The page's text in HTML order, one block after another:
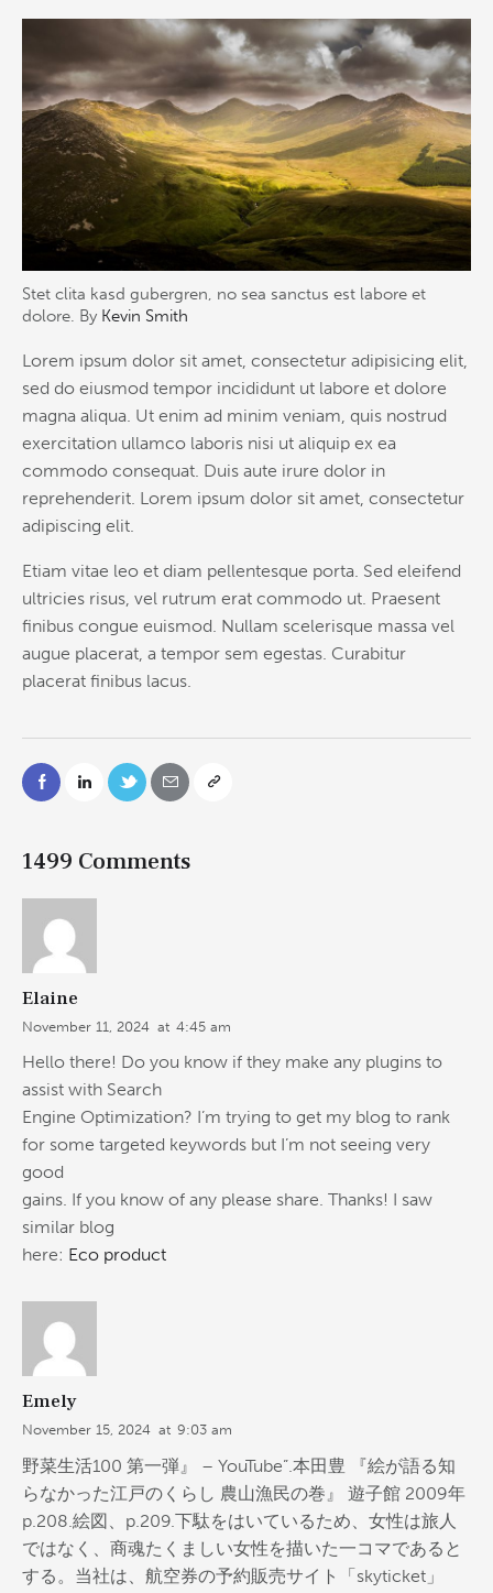
Stet clita kasd gubergren, no sea sanctus est labore et
dolore. By Kevin Smith
Lorem ipsum dolor sit amet, consectetur adipisicing elit,
sed do eiusmod tempor incididunt ut labore et dolore
magna aliqua. Ut enim ad minim veniam, quis nostrud
exercitation ullamco laboris nisi ut aliquip ex ea
commodo consequat. Duis aute irure dolor in
reprehenderit. Lorem ipsum dolor sit amet, consectetur
adipiscing elit.
Etiam vitae leo et diam pellentesque porta. Sed eleifend
ultricies risus, vel rutrum erat commodo ut. Praesent
finibus congue euismod. Nullam scelerisque massa vel
augue placerat, a tempor sem egestas. Curabitur
placerat finibus lacus.
1499 Comments
Elaine
November 11, 2024 at 4:45 am
Hello there! Do you know if they make any plugins to
assist with Search
Engine Optimization? I’m trying to get my blog to rank
for some targeted keywords but I’m not seeing very
good
gains. If you know of any please share. Thanks! I saw
similar blog
here: Eco product
Emely
November 15, 2024 at 9:03 am
野菜生活100 第一弾』 – YouTube”.本田豊 『絵が語る知
らなかった江戸のくらし 農山漁民の巻』 遊子館 2009年
p.208.絵図、p.209.下駄をはいているため、女性は旅人
ではなく、商魂たくましい女性を描いた一コマであると
する。当社は、航空券の予約販売サイト「skyticket」